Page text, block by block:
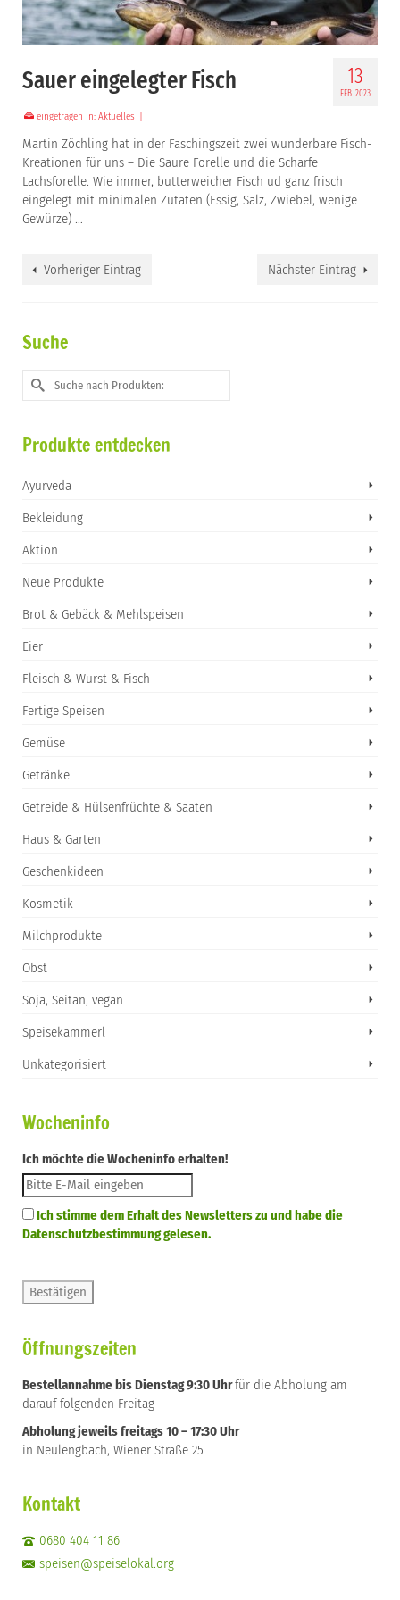
13
FEB. 2023
Sauer eingelegter Fisch
eingetragen in: Aktuelles
Martin Zöchling hat in der Faschingszeit zwei wunderbare Fisch-
Kreationen für uns – Die Saure Forelle und die Scharfe
Lachsforelle. Wie immer, butterweicher Fisch ud ganz frisch
eingelegt mit minimalen Zutaten (Essig, Salz, Zwiebel, wenige
Gewürze) …
Vorheriger Eintrag Nächster Eintrag
Suche
Suche
nach:
Produkte entdecken
Ayurveda
Bekleidung
Aktion
Neue Produkte
Brot & Gebäck & Mehlspeisen
Eier
Fleisch & Wurst & Fisch
Fertige Speisen
Gemüse
Getränke
Getreide & Hülsenfrüchte & Saaten
Haus & Garten
Geschenkideen
Kosmetik
Milchprodukte
Obst
Soja, Seitan, vegan
Speisekammerl
Unkategorisiert
Wocheninfo
Ich möchte die Wocheninfo erhalten!
Ich stimme dem Erhalt des Newsletters zu und habe die
Datenschutzbestimmung gelesen.
Öffnungszeiten
Bestellannahme bis Dienstag 9:30 Uhrfür die Abholung am
darauf folgenden Freitag
Abholung jeweils freitags 10 – 17:30 Uhr
in Neulengbach, Wiener Straße 25
Kontakt
0680 404 11 86
speisen@speiselokal.org